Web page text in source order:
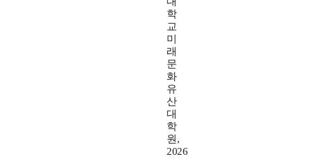
학
교
미
래
문
화
유
산
대
학
원,
2026